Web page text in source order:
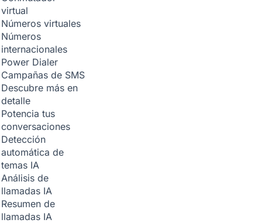
virtual
Números virtuales
Números
internacionales
Power Dialer
Campañas de SMS
Descubre más en
detalle
Potencia tus
conversaciones
Detección
automática de
temas IA
Análisis de
llamadas IA
Resumen de
llamadas IA